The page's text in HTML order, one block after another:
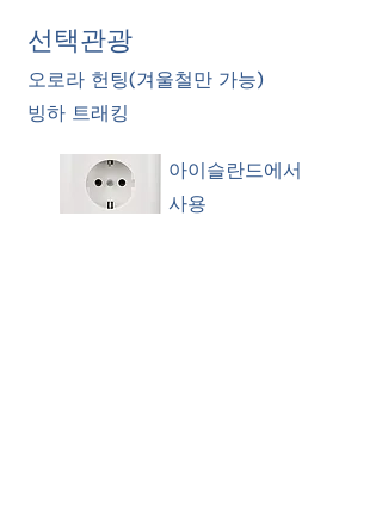
선택관광
​오로라 헌팅(겨울철만 가능)
​빙하 트래킹
아이슬란드에서
사용